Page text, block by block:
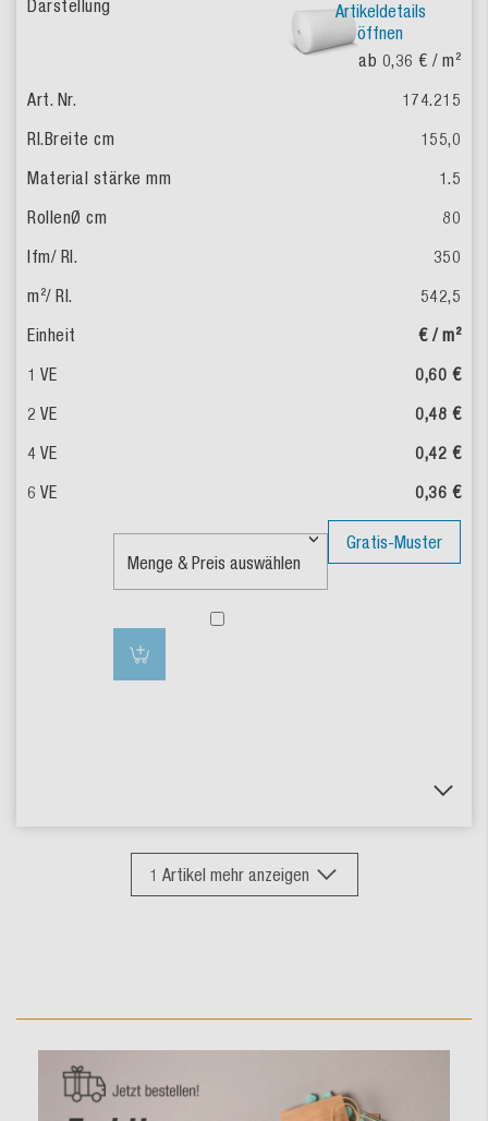
Artikeldetails
öffnen
ab 0,36 € / m²
174.215
155,0
1.5
80
350
542,5
€ / m²
0,60 €
0,48 €
0,42 €
0,36 €
Gratis-Muster
1 Artikel mehr anzeigen